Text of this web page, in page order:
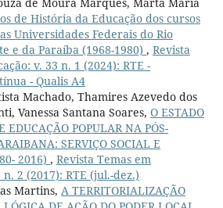
de História da Educação dos cursos
Universidades Federais do Rio
e da Paraíba (1968-1980) , Revista
v. 33 n. 1 (2024): RTE -
- Qualis A4
Machado, Thamires Azevedo dos
Vanessa Santana Soares, O ESTADO
EDUCAÇÃO POPULAR NA PÓS-
SERVIÇO SOCIAL E
2016) , Revista Temas em
2 (2017): RTE (jul.-dez.)
Martins, A TERRITORIALIZAÇÃO